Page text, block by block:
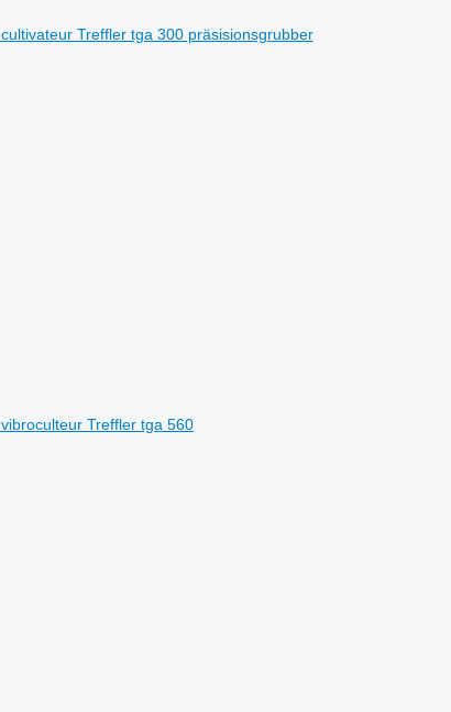
cultivateur Treffler tga 300 präsisionsgrubber
vibroculteur Treffler tga 560